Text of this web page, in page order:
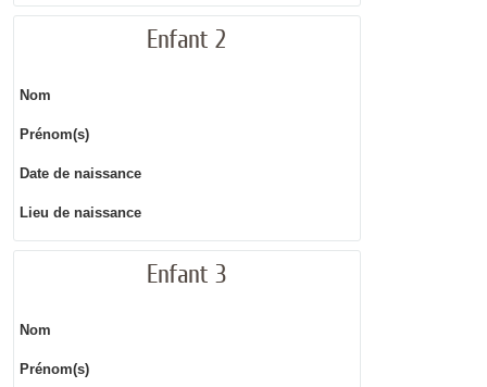
Enfant 2
Nom
Prénom(s)
Date de naissance
Lieu de naissance
Enfant 3
Nom
Prénom(s)